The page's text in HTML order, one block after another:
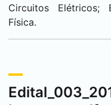
Circuitos Elétricos;
Física.